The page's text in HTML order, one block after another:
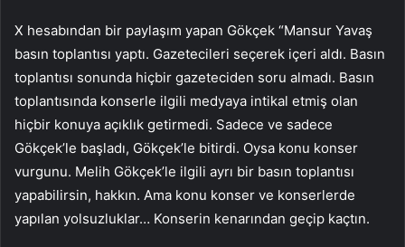
X hesabından bir paylaşım yapan Gökçek “Mansur Yavaş
basın toplantısı yaptı. Gazetecileri seçerek içeri aldı. Basın
toplantısı sonunda hiçbir gazeteciden soru almadı. Basın
toplantısında konserle ilgili medyaya intikal etmiş olan
hiçbir konuya açıklık getirmedi. Sadece ve sadece
Gökçek’le başladı, Gökçek’le bitirdi. Oysa konu konser
vurgunu. Melih Gökçek’le ilgili ayrı bir basın toplantısı
yapabilirsin, hakkın. Ama konu konser ve konserlerde
yapılan yolsuzluklar… Konserin kenarından geçip kaçtın.